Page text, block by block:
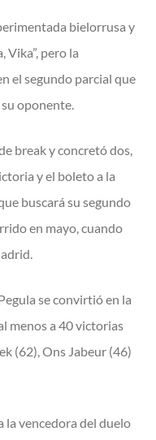
bielorrusa y
Vika”, pero la
el segundo parcial que
oponente.
break y concretó dos,
y el boleto a la
buscará su segundo
en mayo, cuando
se convirtió en la
menos a 40 victorias
(62), Ons Jabeur (46)
la vencedora del duelo